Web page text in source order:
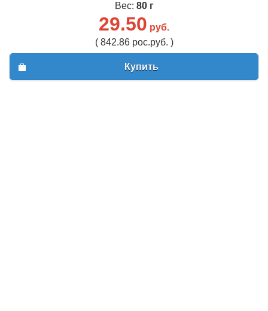
Вес: 80 г
29.50 руб.
( 842.86 рос.руб. )
Купить